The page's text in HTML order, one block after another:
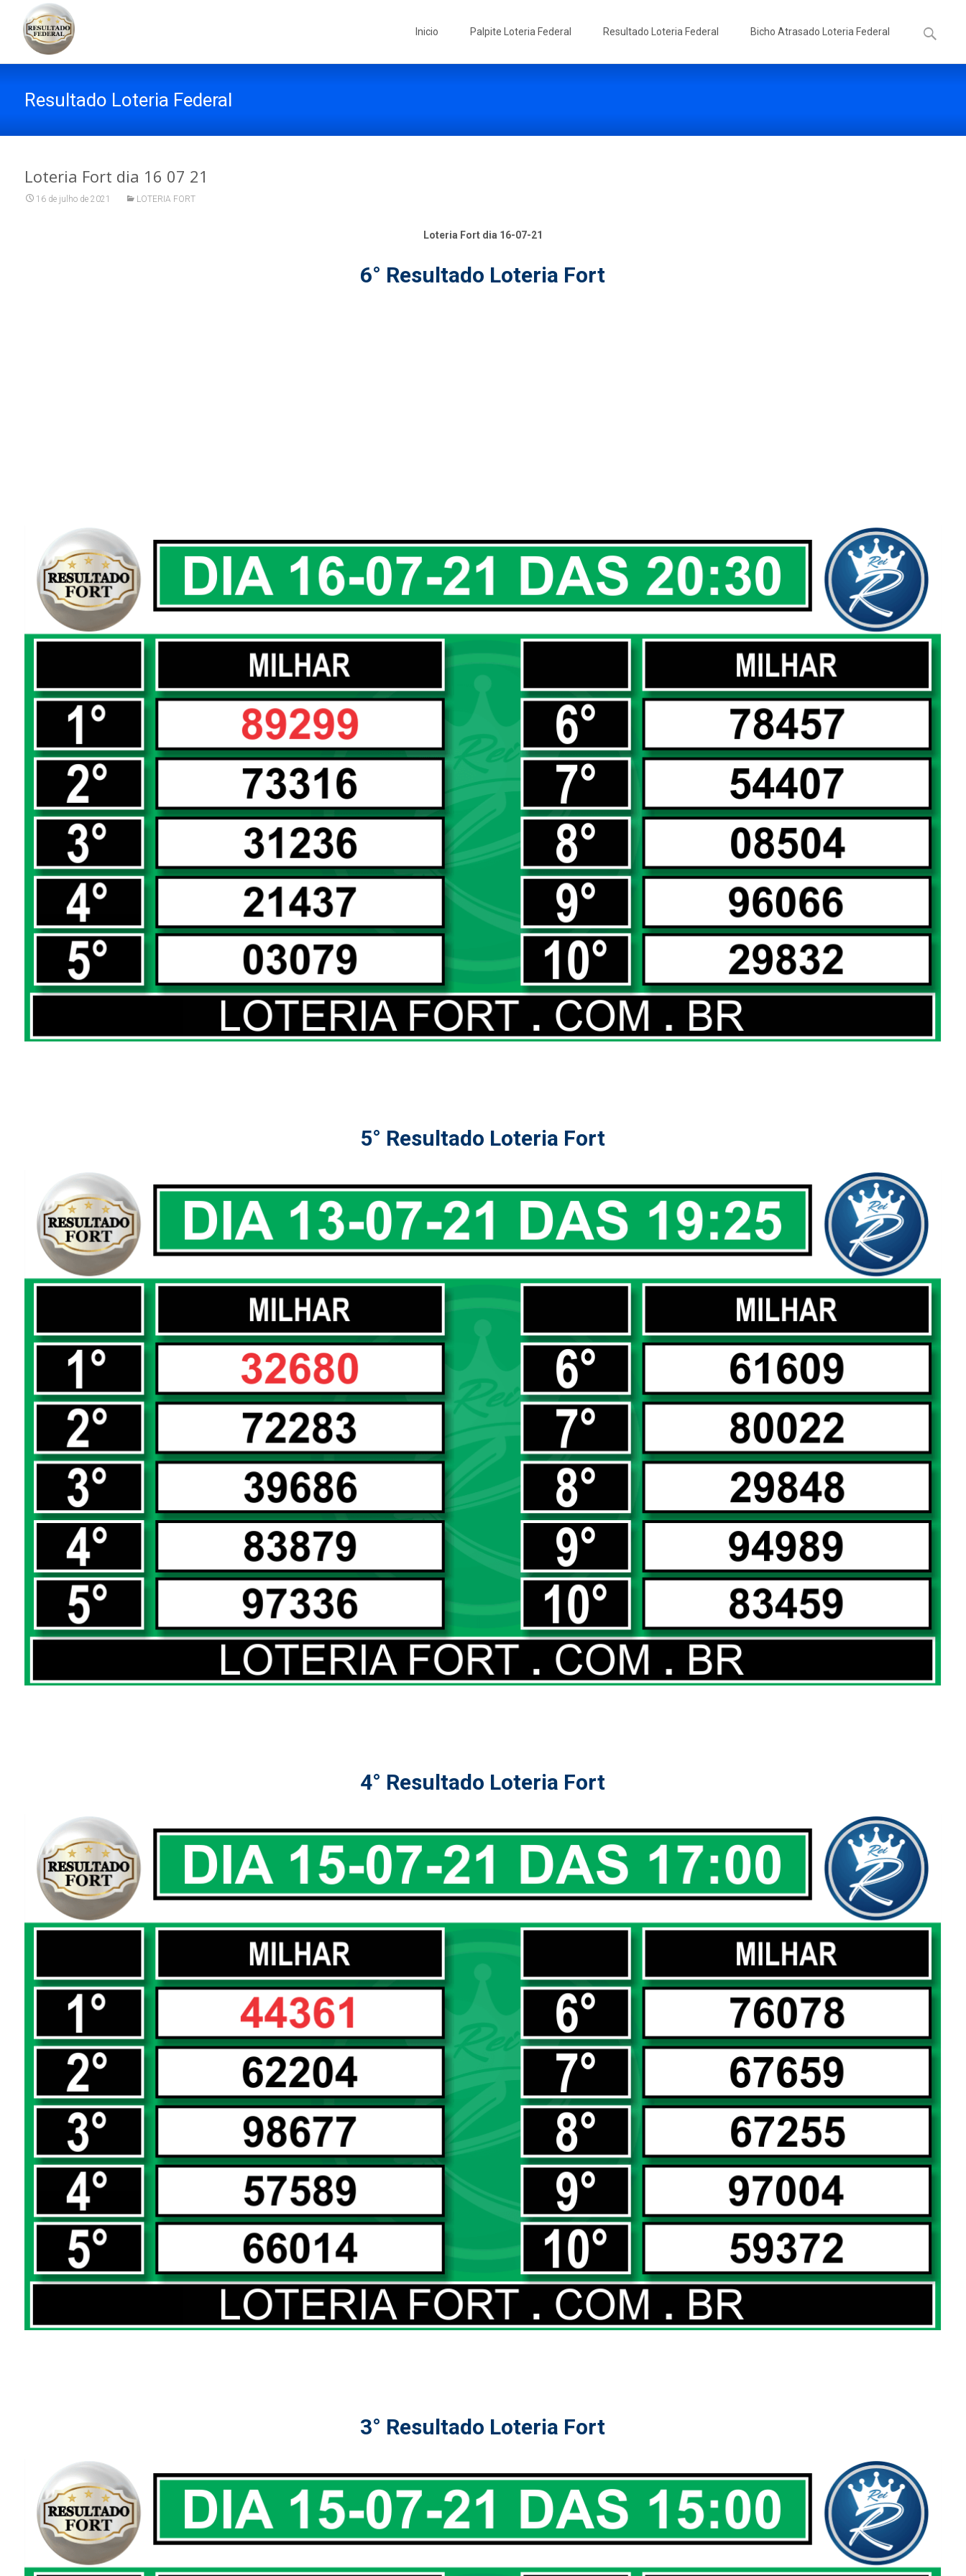
Inicio Palpite Loteria Federal Resultado Loteria Federal Bicho Atrasado Loteria Federal
por:
Resultado Loteria Federal
Loteria Fort dia 16 07 21
16 de julho de 2021 LOTERIA FORT
Loteria Fort dia 16-07-21
6° Resultado Loteria Fort
5° Resultado Loteria Fort
4° Resultado Loteria Fort
3° Resultado Loteria Fort